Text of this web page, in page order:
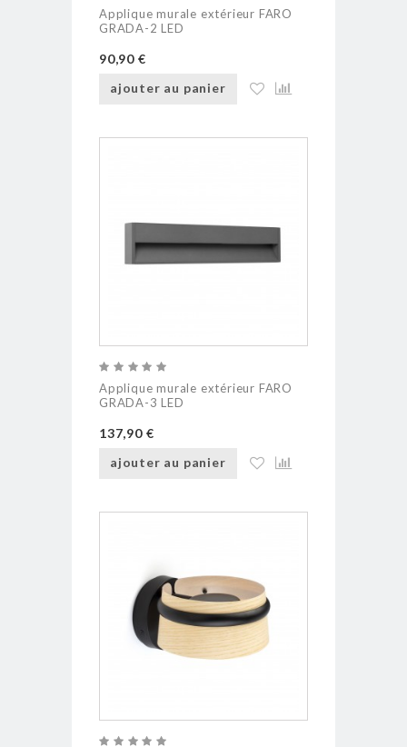
Applique murale extérieur FARO
GRADA-2 LED
90,90 €
ajouter au panier
Applique murale extérieur FARO
GRADA-3 LED
137,90 €
ajouter au panier